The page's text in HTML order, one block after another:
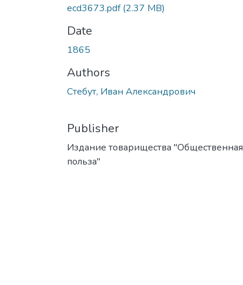
ecd3673.pdf(2.37 MB)
Date
1865
Authors
Стебут, Иван Александрович
Publisher
Издание товарищества "Общественная
польза"